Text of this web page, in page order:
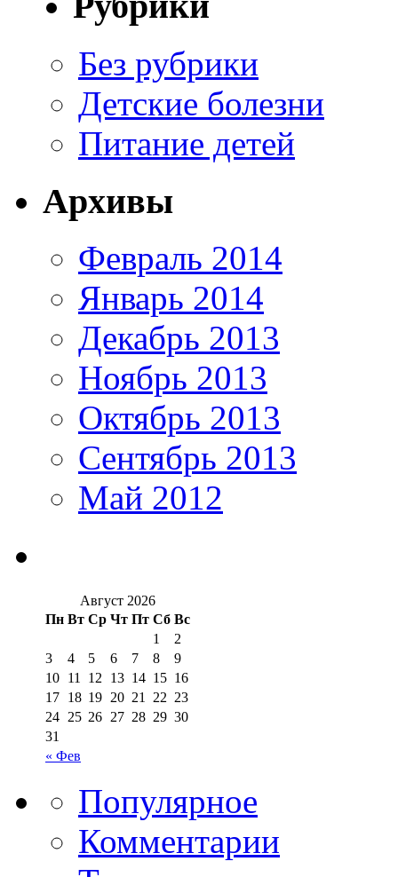
Без рубрики
Детские болезни
Питание детей
Архивы
Февраль 2014
Январь 2014
Декабрь 2013
Ноябрь 2013
Октябрь 2013
Сентябрь 2013
Май 2012
Август 2026
Пн Вт Ср Чт Пт Сб Вс
« Фев
1
2
3
4 5 6 7 8
9
10 11 12 13 14 15 16
17 18 19 20 21 22 23
24 25 26 27 28 29 30
31
Популярное
Комментарии